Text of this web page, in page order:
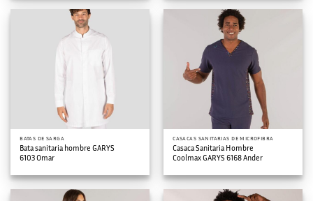
BATAS DE SARGA
Bata sanitaria hombre GARYS
6103 Omar
CASACAS SANITARIAS DE MICROFIBRA
Casaca Sanitaria Hombre
Coolmax GARYS 6168 Ander